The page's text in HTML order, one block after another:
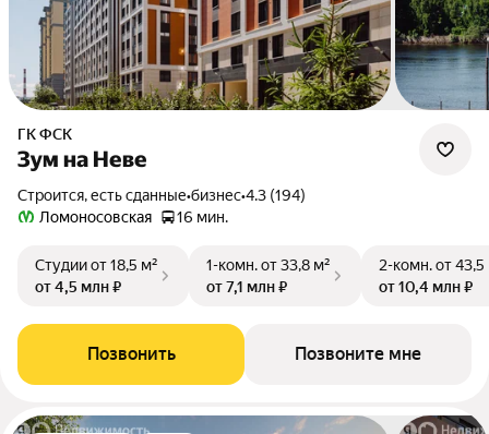
ГК ФСК
Зум на Неве
Строится, есть сданные•бизнес•4.3 (194)
Ломоносовская
16 мин.
Студииот 18,5 м²
от 4,5 млн ₽
1-комн.от 33,8 м²
от 7,1 млн ₽
2-комн.от 43,5
от 10,4 млн ₽
Позвонить Позвоните мне